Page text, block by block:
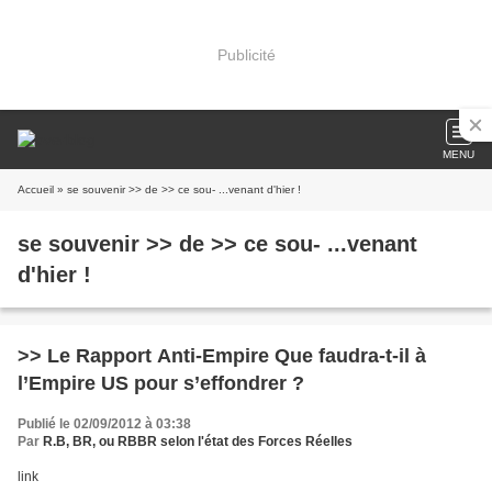
Publicité
MENU
Accueil » se souvenir >> de >> ce sou- ...venant d'hier !
se souvenir >> de >> ce sou- ...venant
d'hier !
>> Le Rapport Anti-Empire Que faudra-t-il à
l’Empire US pour s’effondrer ?
Publié le 02/09/2012 à 03:38
Par R.B, BR, ou RBBR selon l'état des Forces Réelles
link